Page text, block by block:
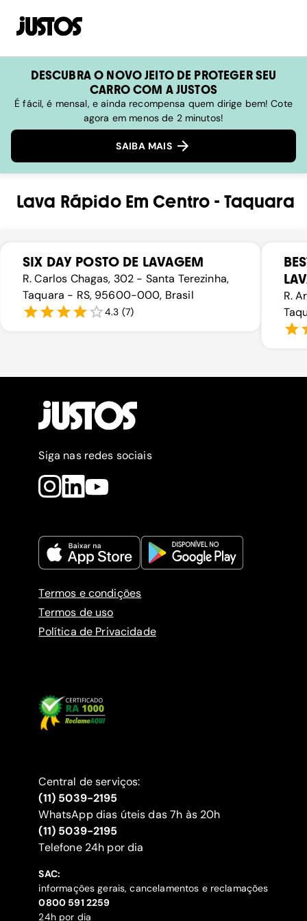
DESCUBRA O NOVO JEITO DE PROTEGER SEU
CARRO COM A JUSTOS
É fácil, é mensal, e ainda recompensa quem dirige bem! Cote
agora em menos de 2 minutos!
SAIBA MAIS
Lava RápidoEmCentro - Taquara
SIX DAY POSTO DE LAVAGEM
R. Carlos Chagas, 302 - Santa Terezinha,
Taquara - RS, 95600-000, Brasil
4.3 (7)
R.
Siga nas redes sociais
Termos e condições
Termos de uso
Política de Privacidade
Central de serviços:
(11) 5039-2195
WhatsApp dias úteis das 7h às 20h
(11) 5039-2195
‍Telefone 24h por dia
SAC:
informações gerais, cancelamentos e reclamações
‍0800 591 2259
24h por dia